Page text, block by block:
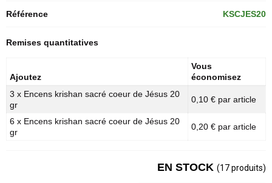
Référence KSCJES20
Remises quantitatives
Ajoutez
Vous
économisez
3 x Encens krishan sacré coeur de Jésus 20
gr
0,10 € par article
6 x Encens krishan sacré coeur de Jésus 20
gr
0,20 € par article
EN STOCK (17 produits)